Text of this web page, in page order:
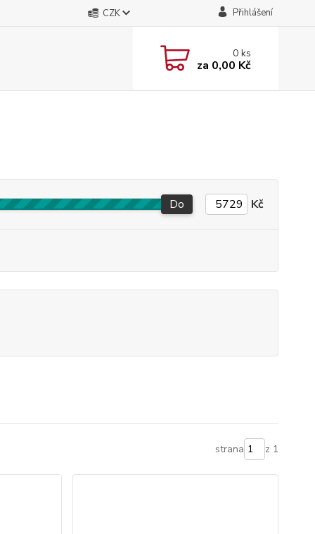
CZK Přihlášení
0ks
za 0,00 Kč
Do Kč
strana z 1